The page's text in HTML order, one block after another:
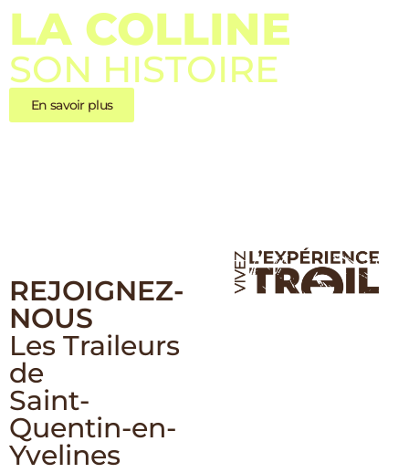
LA COLLINE
SON HISTOIRE
En savoir plus
REJOIGNEZ-
NOUS
Les Traileurs
de
Saint-
Quentin-en-
Yvelines